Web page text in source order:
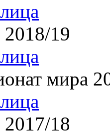
2018/19
мира
2017/18